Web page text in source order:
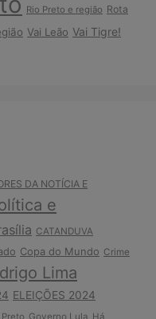
Rio Preto e região Rota
Vai Leão Vai Tigre!
DA NOTÍCIA E
e
CATANDUVA
Copa do Mundo Crime
Lima
ELEIÇÕES 2024